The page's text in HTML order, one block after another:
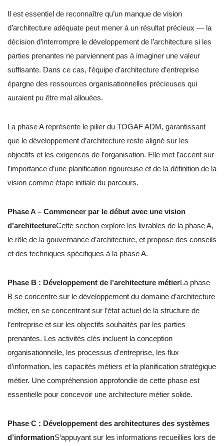
Il est essentiel de reconnaître qu’un manque de vision
d’architecture adéquate peut mener à un résultat précieux — la
décision d’interrompre le développement de l’architecture si les
parties prenantes ne parviennent pas à imaginer une valeur
suffisante. Dans ce cas, l’équipe d’architecture d’entreprise
épargne des ressources organisationnelles précieuses qui
auraient pu être mal allouées.
La phase A représente le pilier du TOGAF ADM, garantissant
que le développement d’architecture reste aligné sur les
objectifs et les exigences de l’organisation. Elle met l’accent sur
l’importance d’une planification rigoureuse et de la définition de la
vision comme étape initiale du parcours.
Phase A – Commencer par le début avec une vision
d’architectureCette section explore les livrables de la phase A,
le rôle de la gouvernance d’architecture, et propose des conseils
et des techniques spécifiques à la phase A.
Phase B : Développement de l’architecture métierLa phase
B se concentre sur le développement du domaine d’architecture
métier, en se concentrant sur l’état actuel de la structure de
l’entreprise et sur les objectifs souhaités par les parties
prenantes. Les activités clés incluent la conception
organisationnelle, les processus d’entreprise, les flux
d’information, les capacités métiers et la planification stratégique
métier. Une compréhension approfondie de cette phase est
essentielle pour concevoir une architecture métier solide.
Phase C : Développement des architectures des systèmes
d’informationS’appuyant sur les informations recueillies lors de